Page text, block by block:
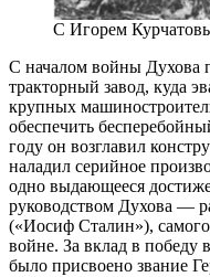
С Игорем
С началом войны Духова
тракторный завод, куда
крупных
обеспечить
году он возглавил
наладил серийное
одно выдающееся
руководством Духова —
(«Иосиф Сталин»),
войне. За вклад в
было присвоено звание